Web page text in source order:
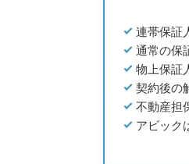
連帯保証
通常の保
物上保証
契約後の
不動産担
アビック